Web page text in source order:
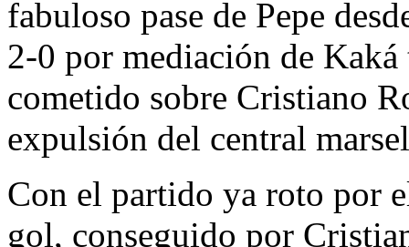
fabuloso pase de Pepe
2-0 por mediación de
cometido sobre Cristiano
expulsión del central
Con el partido ya roto por
gol, conseguido por